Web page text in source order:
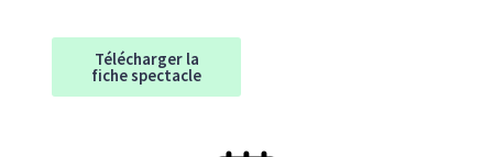
Télécharger la
fiche spectacle